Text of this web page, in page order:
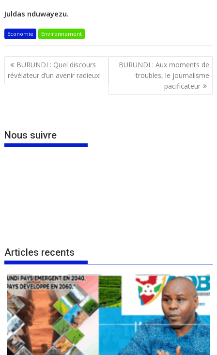
Juldas nduwayezu.
Economie Environnement
Navigation
de
l’article
BURUNDI : Quel discours
révélateur d’un avenir radieux!
BURUNDI : Aux moments de
troubles, le journalisme
pacificateur
Nous suivre
Articles recents